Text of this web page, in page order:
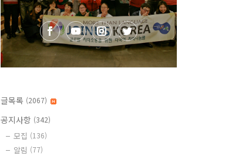
글목록 (2067)
공지사항 (342)
모집 (136)
알림 (77)